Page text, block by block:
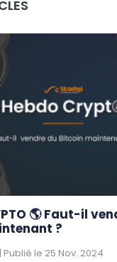
🌎 Faut-il
?
| Publié le 25 Nov. 2024